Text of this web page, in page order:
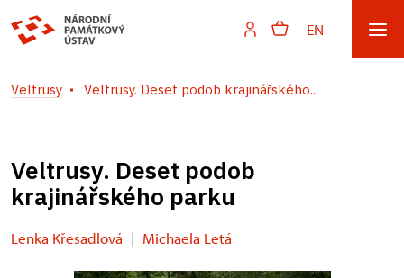
EN
Veltrusy Veltrusy. Deset podob krajinářského...
Veltrusy. Deset podob
krajinářského parku
Lenka Křesadlová | Michaela Letá